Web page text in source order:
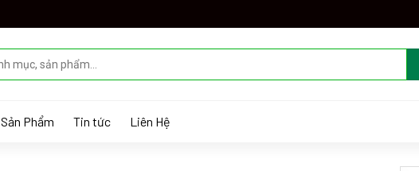
Sản Phẩm Tin tức Liên Hệ